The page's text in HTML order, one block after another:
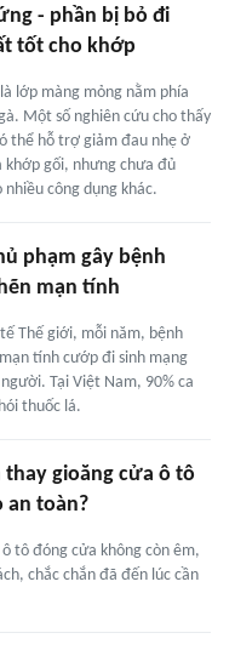
- phần bị bỏ đi
tốt cho khớp
lớp màng mỏng nằm phía
Một số nghiên cứu cho thấy
thể hỗ trợ giảm đau nhẹ ở
khớp gối, nhưng chưa đủ
nhiều công dụng khác.
phạm gây bệnh
mạn tính
Thế giới, mỗi năm, bệnh
tính cướp đi sinh mạng
Tại Việt Nam, 90% ca
thuốc lá.
thay gioăng cửa ô tô
an toàn?
tô đóng cửa không còn êm,
chắc chắn đã đến lúc cần